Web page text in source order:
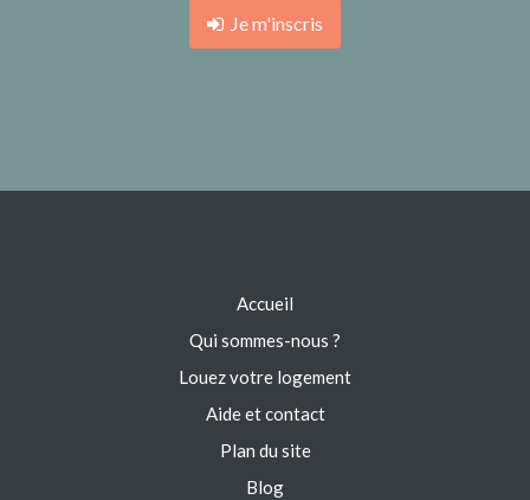
Je m'inscris
Accueil
Qui sommes-nous ?
Louez votre logement
Aide et contact
Plan du site
Blog